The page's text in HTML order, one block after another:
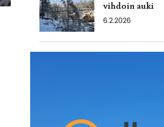
vihdoin auki
6.2.2026